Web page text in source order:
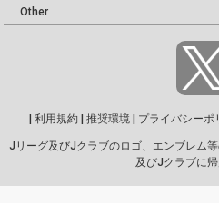
Other
利用規約 推奨環境 プライバシーポ
Jリーグ及びJクラブのロゴ、エンブレム
及びJクラブに帰